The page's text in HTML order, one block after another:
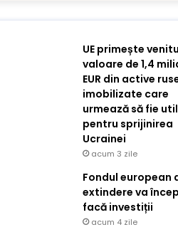
UE primește
valoare de 1,4
EUR din active
imobilizate care
urmează să fie
pentru sprijinirea
Ucrainei
acum 3 zile
Fondul european
extindere va
facă investiții
acum 4 zile